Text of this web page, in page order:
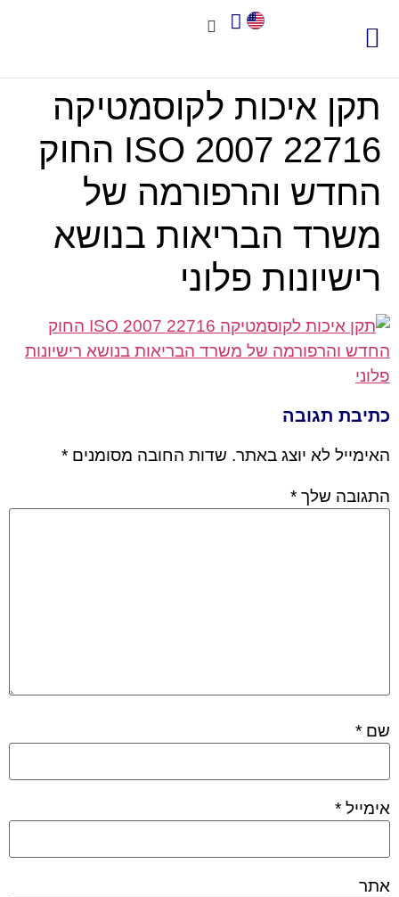
תקן איכות לקוסמטיקה
22716 2007 ISO החוק
החדש והרפורמה של
משרד הבריאות בנושא
רישיונות פלוני
כתיבת תגובה
האימייל לא יוצג באתר. שדות החובה מסומנים *
התגובה שלך *
שם *
אימייל *
אתר